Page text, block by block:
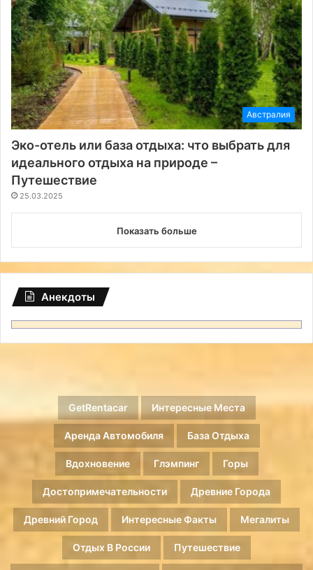
Австралия
Эко-отель или база отдыха: что выбрать для
идеального отдыха на природе –
Путешествие
25.03.2025
Показать больше
Анекдоты
GetRentacar Интересные Места
Аренда Автомобиля База Отдыха
Вдохновение Глэмпинг Горы
Достопримечательности Древние Города
Древний Город Интересные Факты Мегалиты
Отдых В России Путешествие